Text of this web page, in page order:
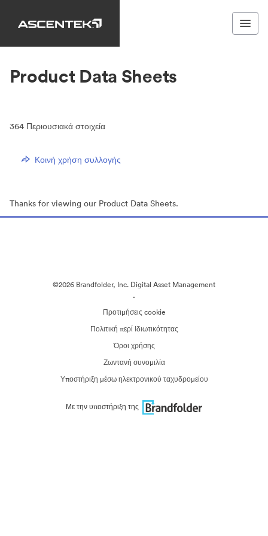
Product Data Sheets
364 Περιουσιακά στοιχεία
Κοινή χρήση συλλογής
Thanks for viewing our Product Data Sheets.
©2026 Brandfolder, Inc. Digital Asset Management
·
Προτιμήσεις cookie
Πολιτική περί Ιδιωτικότητας
Όροι χρήσης
Ζωντανή συνομιλία
Υποστήριξη μέσω ηλεκτρονικού ταχυδρομείου
Με την υποστήριξη της